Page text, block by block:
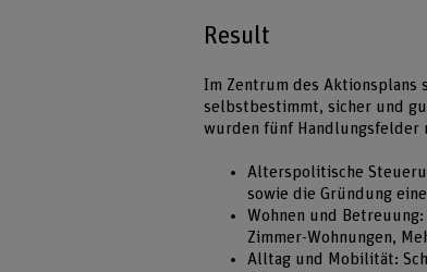
Result
Im Zentrum des Aktionsplans
selbstbestimmt, sicher und
wurden fünf Handlungsfelder
Alterspolitische
sowie die Gründung
Wohnen und
Zimmer-Wohnungen,
Alltag und Mobilität: